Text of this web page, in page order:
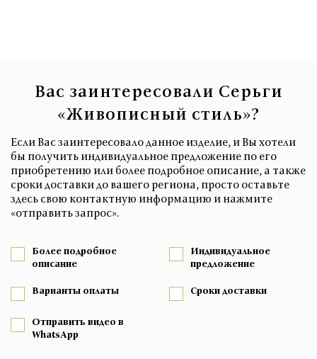
Вас заинтересовали Серьги
«Живописный стиль»?
Если Вас заинтересовало данное изделие, и Вы хотели
бы получить индивидуальное предложение по его
приобретению или более подробное описание, а также
сроки доставки до вашего региона, просто оставьте
здесь свою контактную информацию и нажмите
«отправить запрос».
Более подробное
описание
Индивидуальное
предложение
Варианты оплаты Сроки доставки
Отправить видео в
WhatsApp